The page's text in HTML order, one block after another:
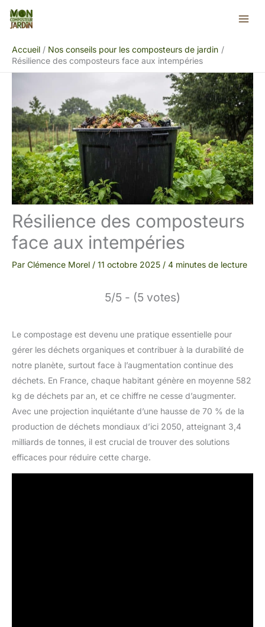
Aller
Accueil
Nos conseils pour les composteurs de jardin
Résilience des composteurs face aux intempéries
Résilience des composteurs
face aux intempéries
Par Clémence Morel / 11 octobre 2025 / 4 minutes de lecture
5/5 - (5 votes)
Le compostage est devenu une pratique essentielle pour
gérer les déchets organiques et contribuer à la durabilité de
notre planète, surtout face à l’augmentation continue des
déchets. En France, chaque habitant génère en moyenne 582
kg de déchets par an, et ce chiffre ne cesse d’augmenter.
Avec une projection inquiétante d’une hausse de 70 % de la
production de déchets mondiaux d’ici 2050, atteignant 3,4
milliards de tonnes, il est crucial de trouver des solutions
efficaces pour réduire cette charge.
Rechercher